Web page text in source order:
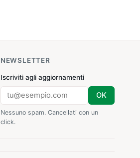
NEWSLETTER
Iscriviti agli aggiornamenti
OK
Nessuno spam. Cancellati con un
click.